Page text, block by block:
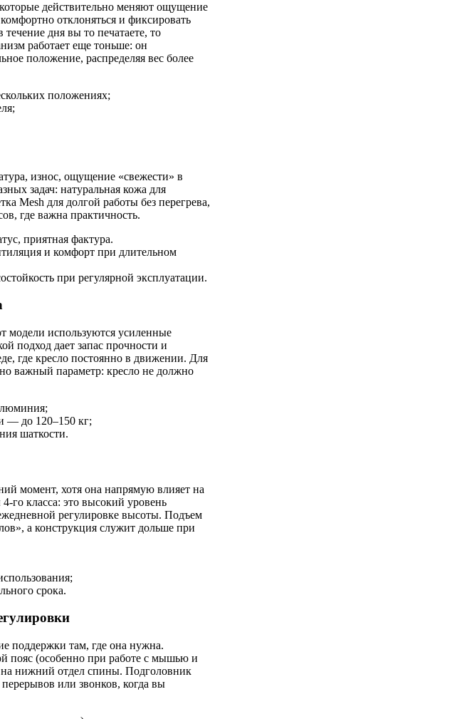
действительно меняют ощущение
отклоняться и фиксировать
дня вы то печатаете, то
работает еще тоньше: он
положение, распределяя вес более
положениях;
износ, ощущение «свежести» в
задач: натуральная кожа для
Mesh для долгой работы без перегрева,
где важна практичность.
приятная фактура.
и комфорт при длительном
при регулярной эксплуатации.
модели используются усиленные
подход дает запас прочности и
где кресло постоянно в движении. Для
важный параметр: кресло не должно
— до 120–150 кг;
шаткости.
момент, хотя она напрямую влияет на
го класса: это высокий уровень
регулировке высоты. Подъем
а конструкция служит дольше при
срока.
поддержки там, где она нужна.
пояс (особенно при работе с мышью и
нижний отдел спины. Подголовник
или звонков, когда вы